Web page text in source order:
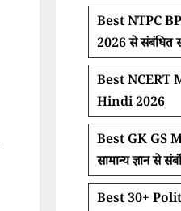
Best NTPC
2026 से संबंधित
Best NCERT
Hindi 2026
Best GK GS
सामान्य ज्ञान से
Best 30+